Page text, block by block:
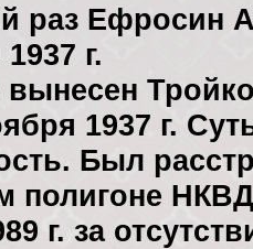
раз Ефросин
г.
вынесен
1937 г.
Был
полигоне
г. за